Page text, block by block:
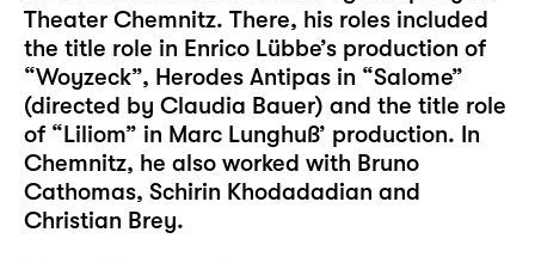
Theater Chemnitz. There, his roles included
the title role in Enrico Lübbe’s production of
“Woyzeck”, Herodes Antipas in “Salome”
(directed by Claudia Bauer) and the title role
of “Liliom” in Marc Lunghuß’ production. In
Chemnitz, he also worked with Bruno
Cathomas, Schirin Khodadadian and
Christian Brey.